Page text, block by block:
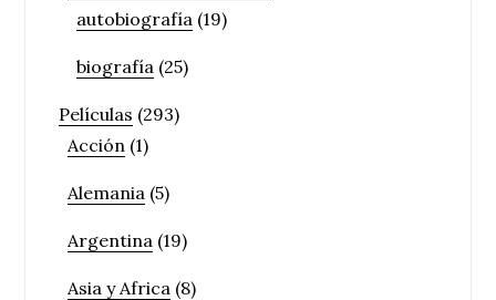
autobiografía (19)
biografía (25)
Películas (293)
Acción (1)
Alemania (5)
Argentina (19)
Asia y Africa (8)